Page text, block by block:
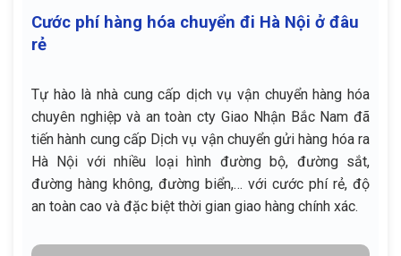
Cước phí hàng hóa chuyển đi Hà Nội ở đâu
rẻ
Tự hào là nhà cung cấp dịch vụ vận chuyển hàng hóa
chuyên nghiệp và an toàn cty Giao Nhận Bắc Nam đã
tiến hành cung cấp Dịch vụ vận chuyển gửi hàng hóa ra
Hà Nội với nhiều loại hình đường bộ, đường sắt,
đường hàng không, đường biển,… với cước phí rẻ, độ
an toàn cao và đặc biệt thời gian giao hàng chính xác.